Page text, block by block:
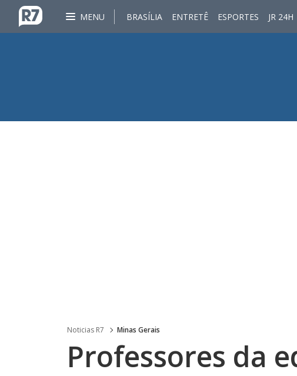
MENU BRASÍLIA ENTRETÊ ESPORTES JR 24H
Noticias R7 Minas Gerais
Professores da